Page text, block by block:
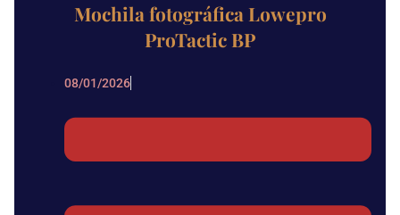
Mochila fotográfica Lowepro
ProTactic BP
08/01/2026